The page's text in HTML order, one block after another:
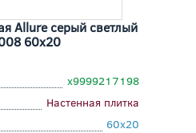
Allure серый светлый
60x20
х9999217198
Настенная плитка
60x20